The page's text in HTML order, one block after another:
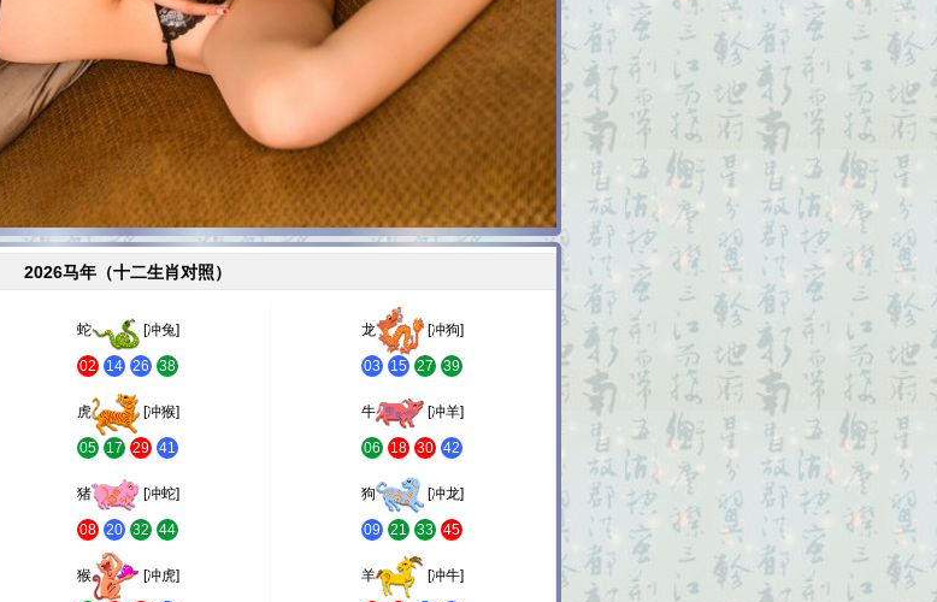
2026马年（十二生肖对照）
蛇 [冲兔]
02 14 26 38
龙 [冲狗]
03 15 27 39
虎 [冲猴]
05 17 29 41
牛 [冲羊]
06 18 30 42
猪 [冲蛇]
08 20 32 44
狗 [冲龙]
09 21 33 45
猴 [冲虎] 羊 [冲牛]